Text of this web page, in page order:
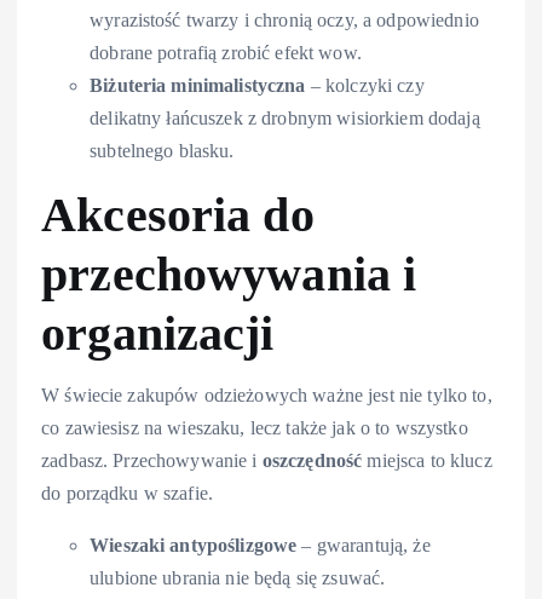
wyrazistość twarzy i chronią oczy, a odpowiednio
dobrane potrafią zrobić efekt wow.
Biżuteria minimalistyczna – kolczyki czy
delikatny łańcuszek z drobnym wisiorkiem dodają
subtelnego blasku.
Akcesoria do
przechowywania i
organizacji
W świecie zakupów odzieżowych ważne jest nie tylko to,
co zawiesisz na wieszaku, lecz także jak o to wszystko
zadbasz. Przechowywanie i oszczędność miejsca to klucz
do porządku w szafie.
Wieszaki antypoślizgowe – gwarantują, że
ulubione ubrania nie będą się zsuwać.